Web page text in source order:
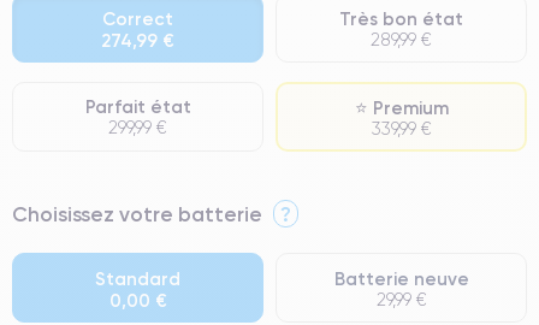
Correct
274,99 €
Très bon état
289,99 €
Parfait état
299,99 €
⭐ Premium
339,99 €
⭐ Premium
● Batterie : usage intensif.
● Seuls 5% de nos téléphones ont un grade Premium.
Choisissez votre batterie ?
Standard
0,00 €
Batterie neuve
29,99 €